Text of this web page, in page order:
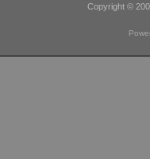
Copyright ©